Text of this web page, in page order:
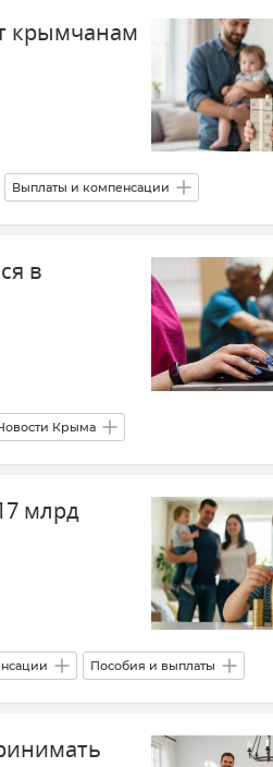
крымчанам
Выплаты и компенсации
в
Крыма
млрд
Пособия и выплаты